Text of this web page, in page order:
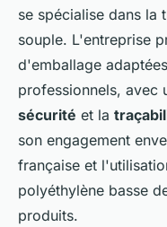
se spécialise dans la
souple. L'entreprise
d'emballage
professionnels, avec
sécurité et la
son engagement
française et
polyéthylène basse
produits.